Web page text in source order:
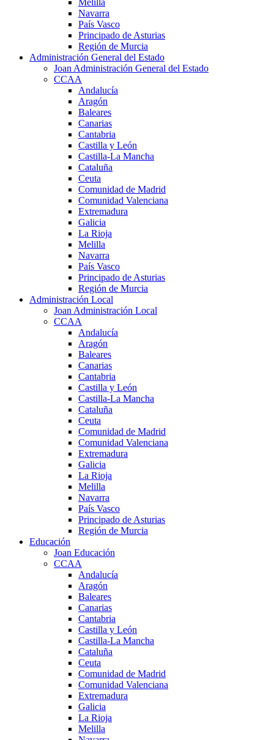
Navarra
País Vasco
Principado de Asturias
Región de Murcia
Administración General del Estado
Joan Administración General del Estado
CCAA
Andalucía
Aragón
Baleares
Canarias
Cantabria
Castilla y León
Castilla-La Mancha
Cataluña
Ceuta
Comunidad de Madrid
Comunidad Valenciana
Extremadura
Galicia
La Rioja
Melilla
Navarra
País Vasco
Principado de Asturias
Región de Murcia
Administración Local
Joan Administración Local
CCAA
Andalucía
Aragón
Baleares
Canarias
Cantabria
Castilla y León
Castilla-La Mancha
Cataluña
Ceuta
Comunidad de Madrid
Comunidad Valenciana
Extremadura
Galicia
La Rioja
Melilla
Navarra
País Vasco
Principado de Asturias
Región de Murcia
Educación
Joan Educación
CCAA
Andalucía
Aragón
Baleares
Canarias
Cantabria
Castilla y León
Castilla-La Mancha
Cataluña
Ceuta
Comunidad de Madrid
Comunidad Valenciana
Extremadura
Galicia
La Rioja
Melilla